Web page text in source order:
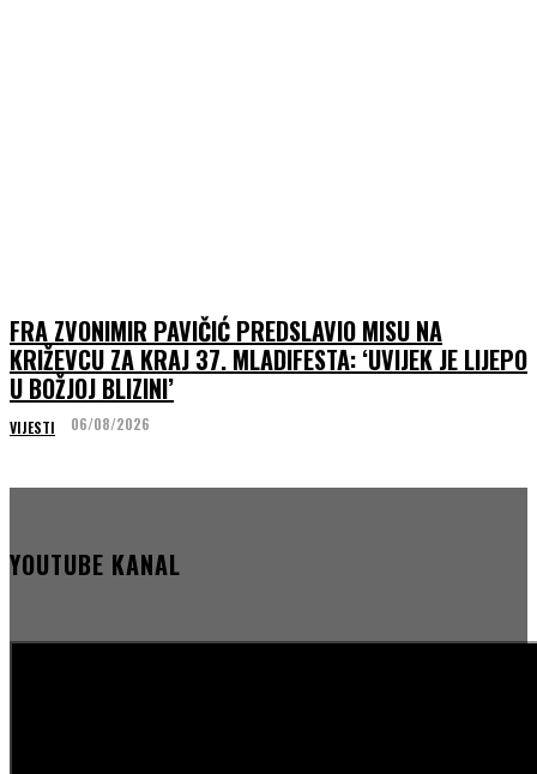
FRA ZVONIMIR PAVIČIĆ PREDSLAVIO MISU NA
KRIŽEVCU ZA KRAJ 37. MLADIFESTA: ‘UVIJEK JE LIJEPO
U BOŽJOJ BLIZINI’
VIJESTI 06/08/2026
YOUTUBE KANAL